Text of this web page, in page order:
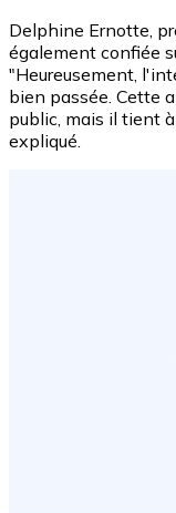
Delphine Ernotte,
également confiée
"Heureusement,
bien passée. Cette
public, mais il tient
expliqué.